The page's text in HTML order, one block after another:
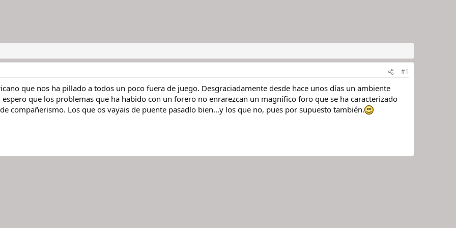
#1
que nos ha pillado a todos un poco fuera de juego. Desgraciadamente desde hace unos días un ambiente
que los problemas que ha habido con un forero no enrarezcan un magnífico foro que se ha caracterizado
compañerismo. Los que os vayais de puente pasadlo bien...y los que no, pues por supuesto también.